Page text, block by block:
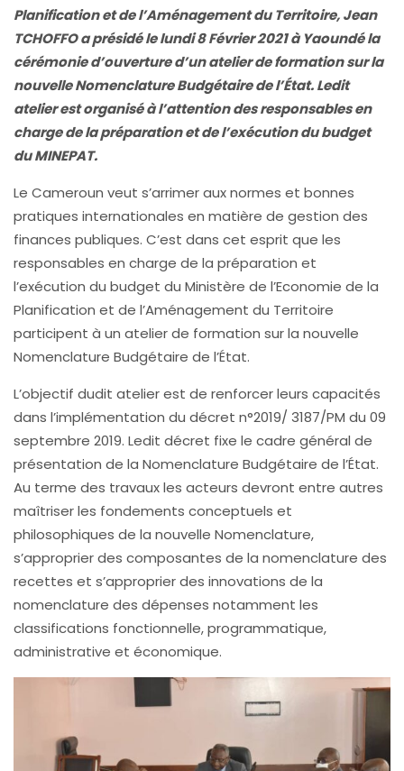
Planification et de l’Aménagement du Territoire, Jean
TCHOFFO a présidé le lundi 8 Février 2021 à Yaoundé la
cérémonie d’ouverture d’un atelier de formation sur la
nouvelle Nomenclature Budgétaire de l’État. Ledit
atelier est organisé à l’attention des responsables en
charge de la préparation et de l’exécution du budget
du MINEPAT.
Le Cameroun veut s’arrimer aux normes et bonnes
pratiques internationales en matière de gestion des
finances publiques. C’est dans cet esprit que les
responsables en charge de la préparation et
l’exécution du budget du Ministère de l’Economie de la
Planification et de l’Aménagement du Territoire
participent à un atelier de formation sur la nouvelle
Nomenclature Budgétaire de l’État.
L’objectif dudit atelier est de renforcer leurs capacités
dans l’implémentation du décret n°2019/ 3187/PM du 09
septembre 2019. Ledit décret fixe le cadre général de
présentation de la Nomenclature Budgétaire de l’État.
Au terme des travaux les acteurs devront entre autres
maîtriser les fondements conceptuels et
philosophiques de la nouvelle Nomenclature,
s’approprier des composantes de la nomenclature des
recettes et s’approprier des innovations de la
nomenclature des dépenses notamment les
classifications fonctionnelle, programmatique,
administrative et économique.